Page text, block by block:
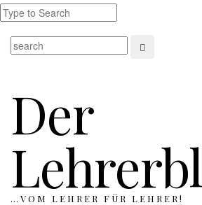
Der
…VOM LEHRER FÜR LEHRER!